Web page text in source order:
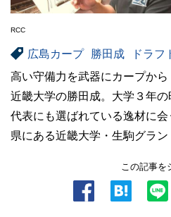
RCC
広島カープ 勝田成 ドラフ
高い守備力を武器にカープか
近畿大学の勝田成。大学３年
代表にも選ばれている逸材に
県にある近畿大学・生駒グラン
この記事を